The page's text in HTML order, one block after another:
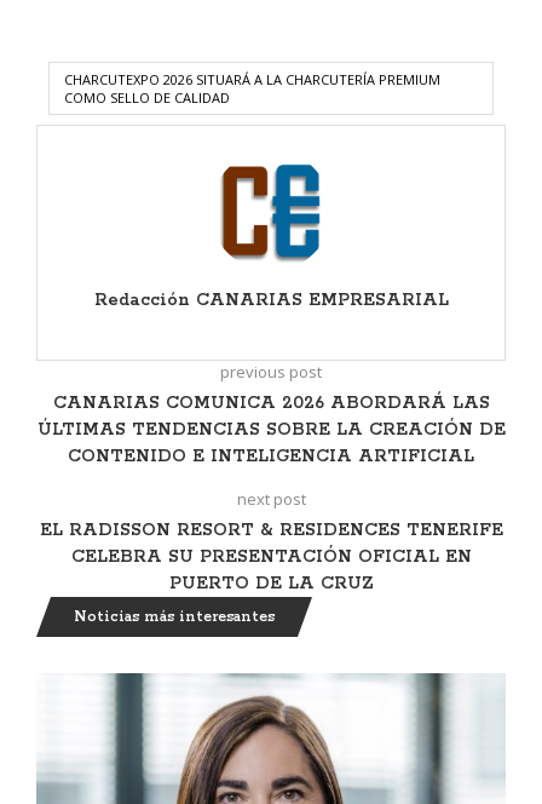
CHARCUTEXPO 2026 SITUARÁ A LA CHARCUTERÍA PREMIUM
COMO SELLO DE CALIDAD
Redacción CANARIAS EMPRESARIAL
previous post
CANARIAS COMUNICA 2026 ABORDARÁ LAS
ÚLTIMAS TENDENCIAS SOBRE LA CREACIÓN DE
CONTENIDO E INTELIGENCIA ARTIFICIAL
next post
EL RADISSON RESORT & RESIDENCES TENERIFE
CELEBRA SU PRESENTACIÓN OFICIAL EN
PUERTO DE LA CRUZ
Noticias más interesantes